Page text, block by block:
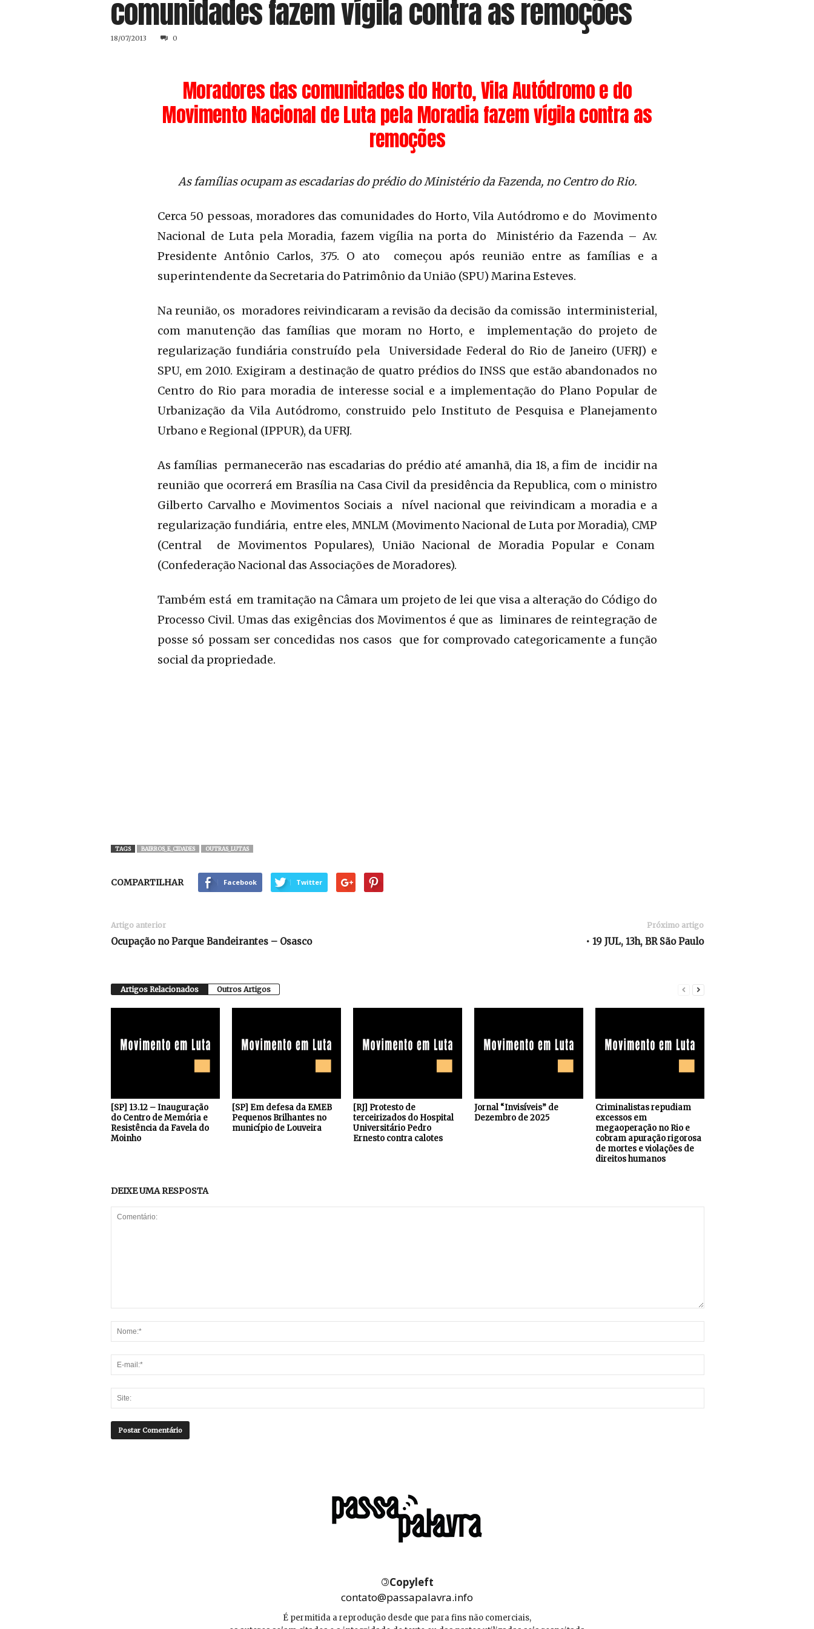
comunidades fazem vígila contra as remoções
18/07/2013 0
Moradores das comunidades do Horto, Vila Autódromo e do
Movimento Nacional de Luta pela Moradia fazem vígila contra as
remoções
As famílias ocupam as escadarias do prédio do Ministério da Fazenda, no Centro do Rio.
Cerca 50 pessoas, moradores das comunidades do Horto, Vila Autódromo e do Movimento
Nacional de Luta pela Moradia, fazem vigília na porta do Ministério da Fazenda – Av.
Presidente Antônio Carlos, 375. O ato começou após reunião entre as famílias e a
superintendente da Secretaria do Patrimônio da União (SPU) Marina Esteves.
Na reunião, os moradores reivindicaram a revisão da decisão da comissão interministerial,
com manutenção das famílias que moram no Horto, e implementação do projeto de
regularização fundiária construído pela Universidade Federal do Rio de Janeiro (UFRJ) e
SPU, em 2010. Exigiram a destinação de quatro prédios do INSS que estão abandonados no
Centro do Rio para moradia de interesse social e a implementação do Plano Popular de
Urbanização da Vila Autódromo, construido pelo Instituto de Pesquisa e Planejamento
Urbano e Regional (IPPUR), da UFRJ.
As famílias permanecerão nas escadarias do prédio até amanhã, dia 18, a fim de incidir na
reunião que ocorrerá em Brasília na Casa Civil da presidência da Republica, com o ministro
Gilberto Carvalho e Movimentos Sociais a nível nacional que reivindicam a moradia e a
regularização fundiária, entre eles, MNLM (Movimento Nacional de Luta por Moradia), CMP
(Central de Movimentos Populares), União Nacional de Moradia Popular e Conam
(Confederação Nacional das Associações de Moradores).
Também está em tramitação na Câmara um projeto de lei que visa a alteração do Código do
Processo Civil. Umas das exigências dos Movimentos é que as liminares de reintegração de
posse só possam ser concedidas nos casos que for comprovado categoricamente a função
social da propriedade.
TAGS BAIRROS_E_CIDADES OUTRAS_LUTAS
COMPARTILHAR Facebook Twitter
Artigo anterior
Ocupação no Parque Bandeirantes – Osasco
Próximo artigo
• 19 JUL, 13h, BR São Paulo
Artigos Relacionados Outros Artigos
[SP] 13.12 – Inauguração
do Centro de Memória e
Resistência da Favela do
Moinho
[SP] Em defesa da EMEB
Pequenos Brilhantes no
município de Louveira
[RJ] Protesto de
terceirizados do Hospital
Universitário Pedro
Ernesto contra calotes
Jornal “Invisíveis” de
Dezembro de 2025
Criminalistas repudiam
excessos em
megaoperação no Rio e
cobram apuração rigorosa
de mortes e violações de
direitos humanos
DEIXE UMA RESPOSTA
©Copyleft
contato@passapalavra.info
É permitida a reprodução desde que para fins não comerciais,